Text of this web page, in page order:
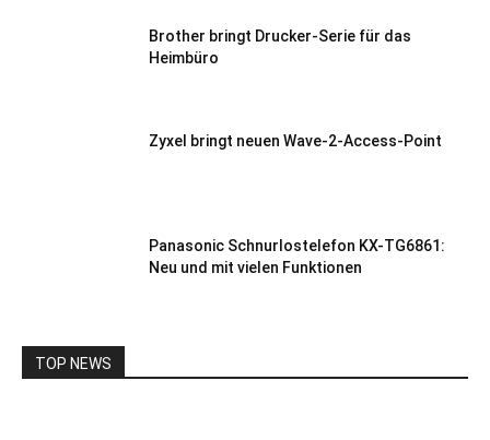
Brother bringt Drucker-Serie für das
Heimbüro
Zyxel bringt neuen Wave-2-Access-Point
Panasonic Schnurlostelefon KX-TG6861:
Neu und mit vielen Funktionen
TOP NEWS